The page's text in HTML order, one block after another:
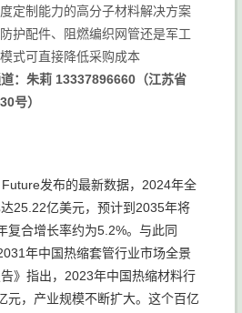
定制能力的高分子材料解决方案
护配件、阻燃编织网管还是军工
式可直接降低采购成本
：朱莉 13337896660（江苏省
号）
发布的最新数据，2024年全
25.22亿美元，预计到2035年将
复合增长率约为5.2%。与此同
年中国热缩套管行业市场全景
》指出，2023年中国热缩材料行
元，产业规模不断扩大。这个百亿